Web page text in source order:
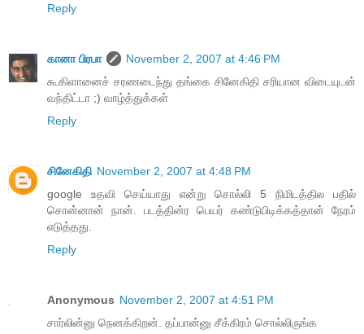
Reply
கானா பிரபா
November 2, 2007 at 4:46 PM
கூகிளானைச் சரணடைந்து தங்கை சினேகிதி சரியான விடையுடன்
வந்திட்டா ;) வாழ்த்துக்கள்
Reply
சினேகிதி November 2, 2007 at 4:48 PM
google உதவி செய்யாது என்று சொல்லி 5 நிமிடத்தில பதில்
சொன்னான் நான். படத்தின்ர பெயர் கண்டுபிடிக்கத்தான் நேரம்
எடுத்தது.
Reply
Anonymous November 2, 2007 at 4:51 PM
சார்லின்னு நெனக்கிறன். தப்பான்னு சீக்கிரம் சொல்லிருங்க‌